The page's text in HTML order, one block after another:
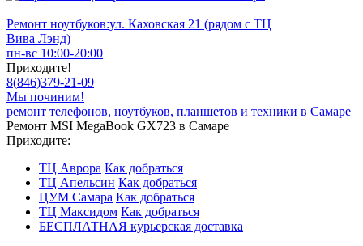
Ремонт ноутбуков:ул. Каховская 21 (рядом с ТЦ
Вива Лэнд)
пн-вс 10:00-20:00
Приходите!
8(846)379-21-09
Мы починим!
ремонт телефонов, ноутбуков, планшетов и техники в Самаре
Ремонт MSI MegaBook GX723 в Самаре
Приходите:
ТЦ Аврора Как добраться
ТЦ Апельсин Как добраться
ЦУМ Самара Как добраться
ТЦ Максидом Как добраться
БЕСПЛАТНАЯ курьерская доставка